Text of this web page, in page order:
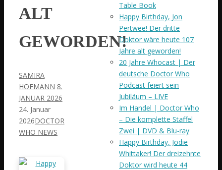
ALT
GEWORDEN!
SAMIRA
HOFMANN 8.
JANUAR 2026
24. Januar
2026DOCTOR
WHO NEWS
Table Book
Happy Birthday, Jon
Pertwee! Der dritte
Doktor wäre heute 107
Jahre alt geworden!
20 Jahre Whocast | Der
deutsche Doctor Who
Podcast feiert sein
Jubiläum – LIVE
Im Handel | Doctor Who
– Die komplette Staffel
Zwei | DVD & Blu-ray
Happy Birthday, Jodie
Whittaker! Der dreizehnte
Doktor wird heute 44